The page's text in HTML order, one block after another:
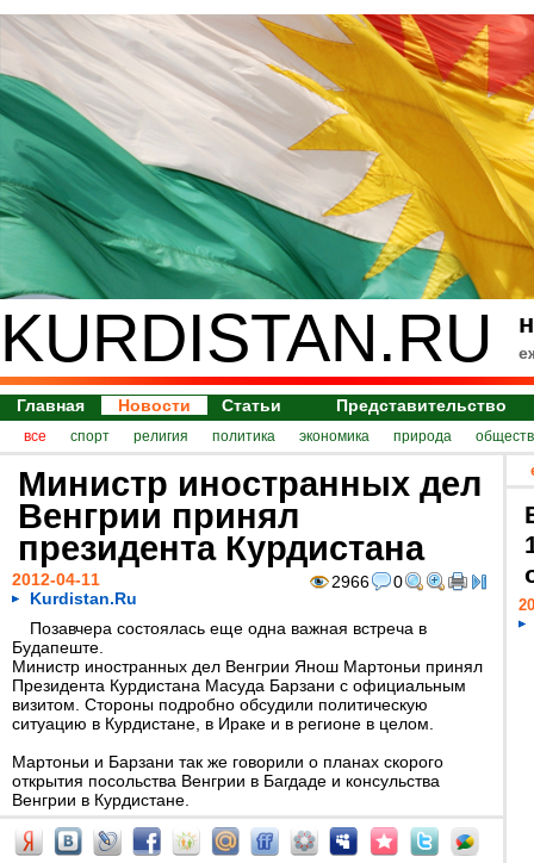
KURDISTAN.RU
Главная Новости Статьи Представительство
все спорт религия политика экономика природа
Министр иностранных дел
Венгрии принял
президента Курдистана
2966 0
2012-04-11
Kurdistan.Ru
Позавчера состоялась еще одна важная встреча в
Будапеште.
Министр иностранных дел Венгрии Янош Мартоньи принял
Президента Курдистана Масуда Барзани с официальным
визитом. Стороны подробно обсудили политическую
ситуацию в Курдистане, в Ираке и в регионе в целом.
Мартоньи и Барзани так же говорили о планах скорого
открытия посольства Венгрии в Багдаде и консульства
Венгрии в Курдистане.